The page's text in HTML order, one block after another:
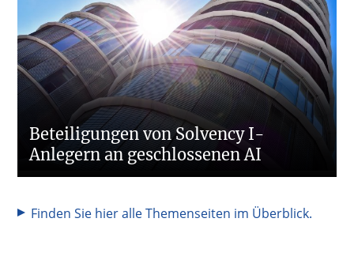
Beteiligungen von Solvency I-
Anlegern an geschlossenen AI
Finden Sie hier alle Themenseiten im Überblick.